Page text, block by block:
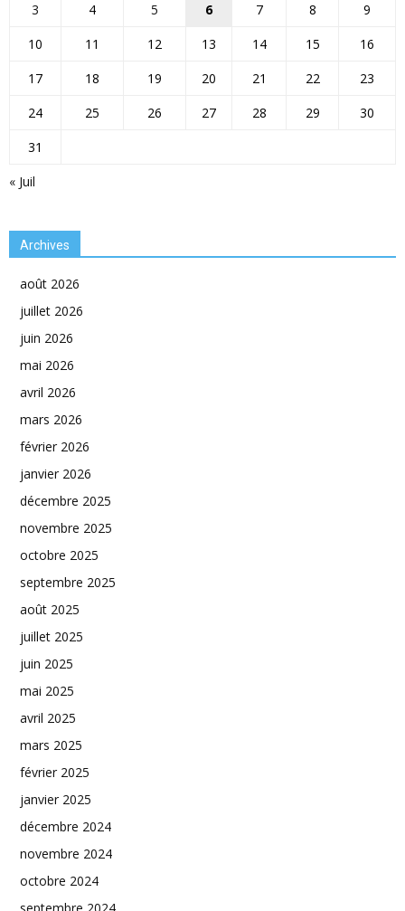
« Juil
3
4 5 6 7 8
9
10
11 12 13 14 15
16
17
18 19 20 21 22
23
24
25 26 27 28 29
30
31
Archives
août 2026
juillet 2026
juin 2026
mai 2026
avril 2026
mars 2026
février 2026
janvier 2026
décembre 2025
novembre 2025
octobre 2025
septembre 2025
août 2025
juillet 2025
juin 2025
mai 2025
avril 2025
mars 2025
février 2025
janvier 2025
décembre 2024
novembre 2024
octobre 2024